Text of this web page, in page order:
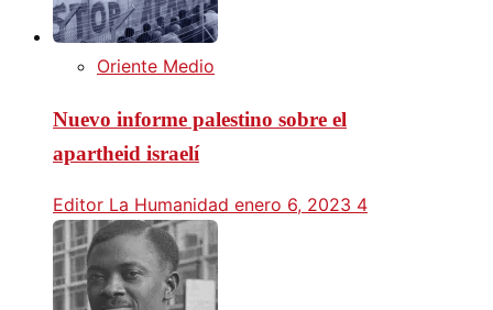
Oriente Medio
Nuevo informe palestino sobre el
apartheid israelí
Editor La Humanidad enero 6, 2023 4